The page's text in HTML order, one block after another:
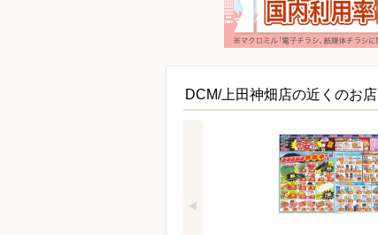
DCM/上田神畑店の近くのお店